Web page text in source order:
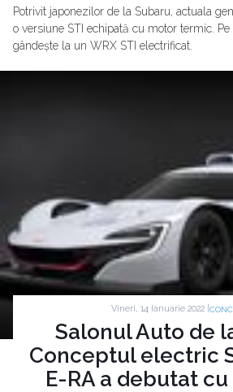
Potrivit japonezilor de la Subaru, actuala
o versiune STI echipată cu motor termic.
gândește la un WRX STI electrificat.
Vineri, 14 Ianuarie 2022 |
Salonul Auto de
Conceptul electric
E-RA a debutat cu